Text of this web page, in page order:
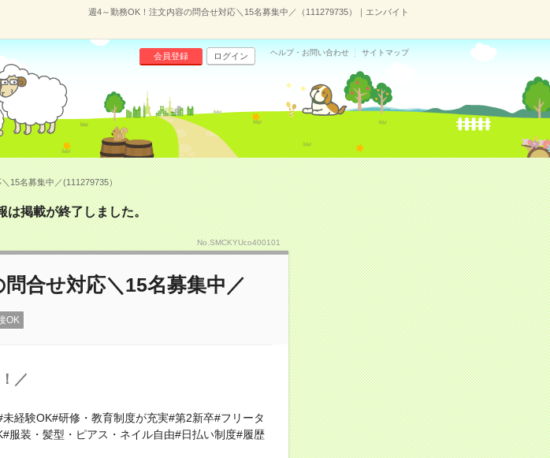
週4～勤務OK！注文内容の問合せ対応＼15名募集中／（111279735）｜エンバイト
会員登録 ログイン ヘルプ・お問い合わせ サイトマップ
15名募集中／(111279735）
は掲載が終了しました。
No.SMCKYUco400101
合せ対応＼15名募集中／
OK
／
経験OK#研修・教育制度が充実#第2新卒#フリータ
服装・髪型・ピアス・ネイル自由#日払い制度#履歴